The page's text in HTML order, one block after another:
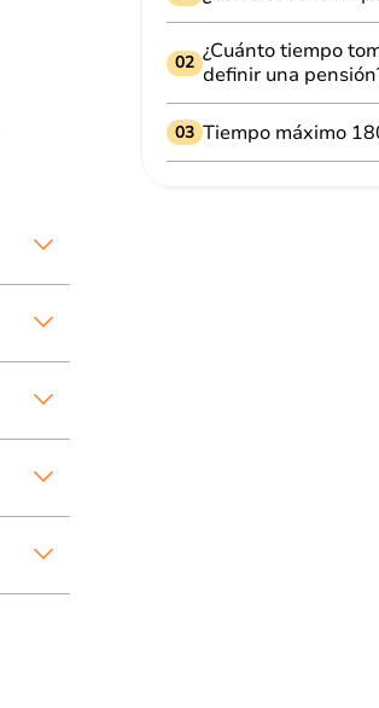
02 ¿Cuánto tiempo
definir una
03 Tiempo máximo